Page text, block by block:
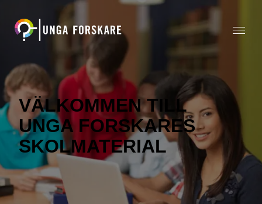
VÄLKOMMEN TILL
UNGA FORSKARES
SKOLMATERIAL